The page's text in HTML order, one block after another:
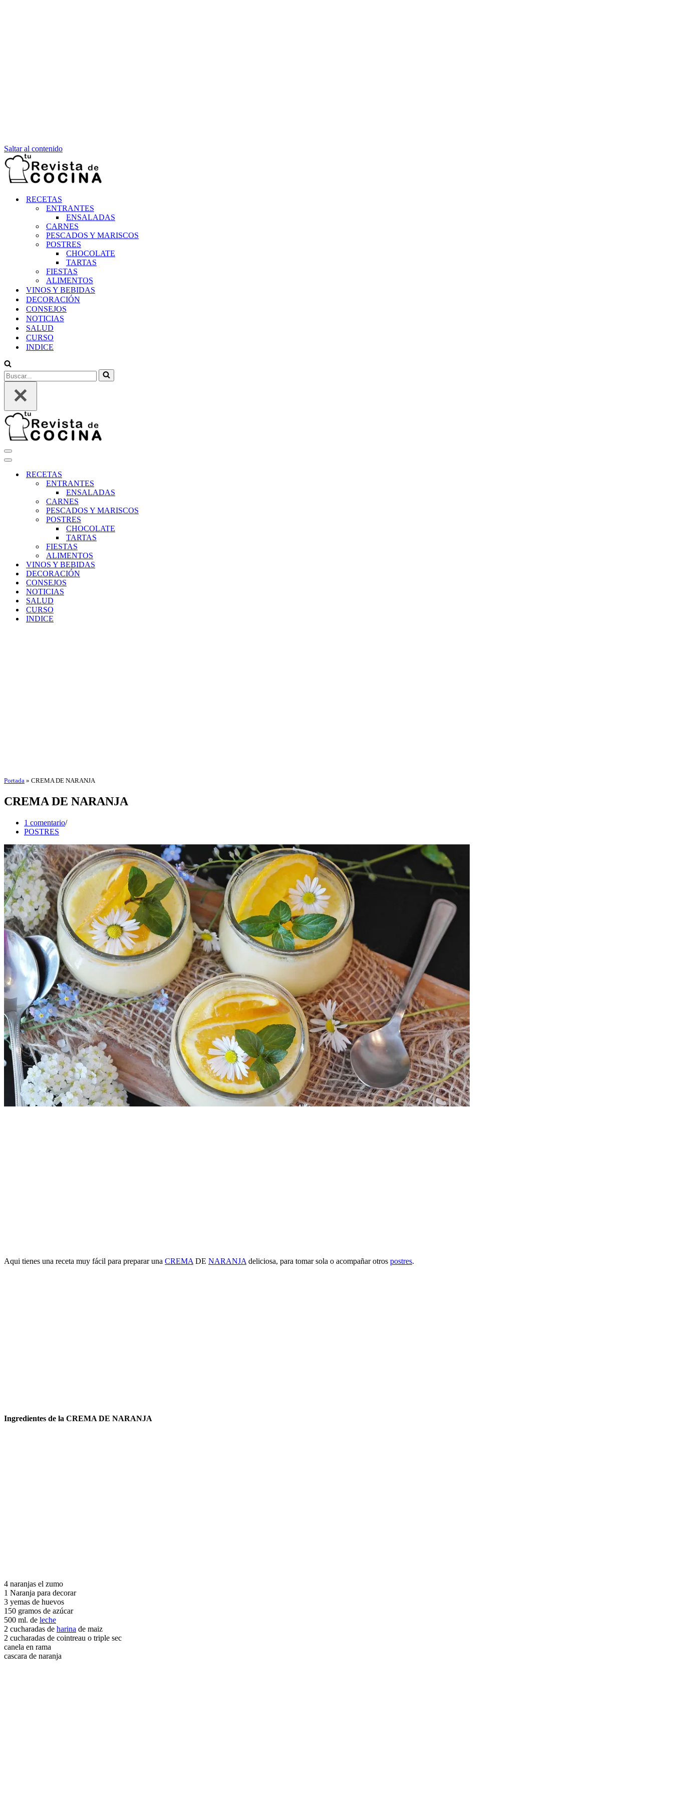
Saltar al contenido
RECETAS
ENTRANTES
ENSALADAS
CARNES
PESCADOS Y MARISCOS
POSTRES
CHOCOLATE
TARTAS
FIESTAS
ALIMENTOS
VINOS Y BEBIDAS
DECORACIÓN
CONSEJOS
NOTICIAS
SALUD
CURSO
INDICE
Buscar...
Menú
de
Menú
navegaciónRECETAS
ENTRANTES
ENSALADAS
CARNES
PESCADOS Y MARISCOS
POSTRES
CHOCOLATE
TARTAS
FIESTAS
ALIMENTOS
VINOS Y BEBIDAS
DECORACIÓN
CONSEJOS
NOTICIAS
SALUD
CURSO
INDICE
Portada » CREMA DE NARANJA
CREMA DE NARANJA
1 comentario
POSTRES
Aqui tienes una receta muy fácil para preparar una CREMA DE NARANJA deliciosa, para tomar sola o acompañar otros postres.
Ingredientes de la CREMA DE NARANJA
4 naranjas el zumo
1 Naranja para decorar
3 yemas de huevos
150 gramos de azúcar
500 ml. de leche
2 cucharadas de harina de maiz
2 cucharadas de cointreau o triple sec
canela en rama
cascara de naranja